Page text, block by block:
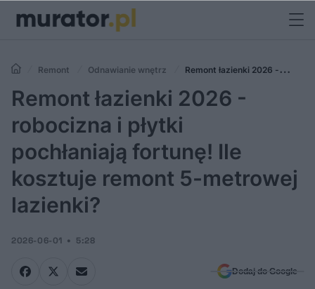
Remont Odnawianie wnętrz
Remont łazienki 2026 -
robocizna i płytki pochłaniają fortunę! Ile kosztuje remont 5-metrowej
lazienki?
Remont łazienki 2026 -
robocizna i płytki
pochłaniają fortunę! Ile
kosztuje remont 5-metrowej
lazienki?
2026-06-01 5:28
Dodaj do Google